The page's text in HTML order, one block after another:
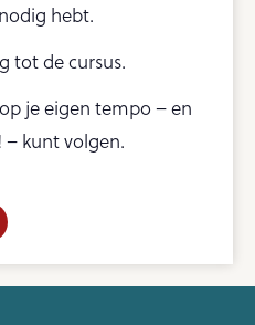
hebt.
tot de cursus.
je eigen tempo – en
– kunt volgen.